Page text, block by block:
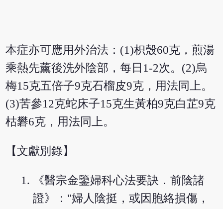
本症亦可應用外治法：(1)枳殼60克，煎湯
乘熱先薰後洗外陰部，每日1-2次。(2)烏
梅15克五倍子9克石榴皮9克，用法同上。
(3)苦參12克蛇床子15克生黃柏9克白芷9克
枯礬6克，用法同上。
【文獻別錄】
《醫宗金鑒婦科心法要訣．前陰諸
證》："婦人陰挺，或因胞絡損傷，